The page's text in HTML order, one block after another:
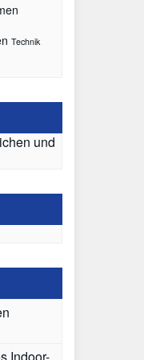
Technik
und
Indoor-